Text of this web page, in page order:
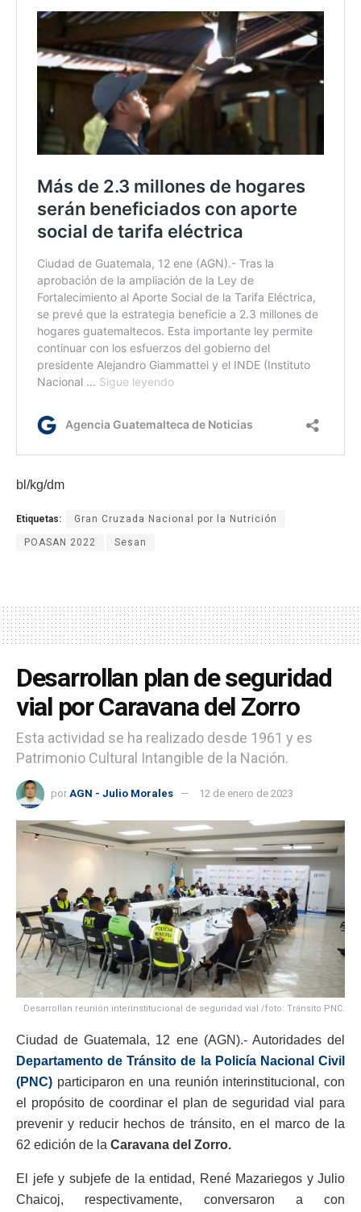
bl/kg/dm
Etiquetas: Gran Cruzada Nacional por la Nutrición
POASAN 2022 Sesan
Desarrollan plan de seguridad
vial por Caravana del Zorro
Esta actividad se ha realizado desde 1961 y es
Patrimonio Cultural Intangible de la Nación.
por AGN - Julio Morales 12 de enero de 2023
Desarrollan reunión interinstitucional de seguridad vial./foto: Tránsito PNC.
Ciudad de Guatemala, 12 ene (AGN).- Autoridades del
Departamento de Tránsito de la Policía Nacional Civil
(PNC) participaron en una reunión interinstitucional, con
el propósito de coordinar el plan de seguridad vial para
prevenir y reducir hechos de tránsito, en el marco de la
62 edición de la Caravana del Zorro.
El jefe y subjefe de la entidad, René Mazariegos y Julio
Chaicoj, respectivamente, conversaron a con